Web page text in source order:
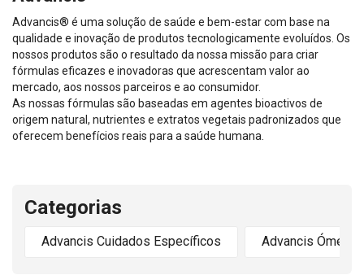
Advancis® é uma solução de saúde e bem-estar com base na
qualidade e inovação de produtos tecnologicamente evoluídos. Os
nossos produtos são o resultado da nossa missão para criar
fórmulas eficazes e inovadoras que acrescentam valor ao
mercado, aos nossos parceiros e ao consumidor.
As nossas fórmulas são baseadas em agentes bioactivos de
origem natural, nutrientes e extratos vegetais padronizados que
oferecem benefícios reais para a saúde humana.
Categorias
Advancis Cuidados Específicos Advancis Ómegas